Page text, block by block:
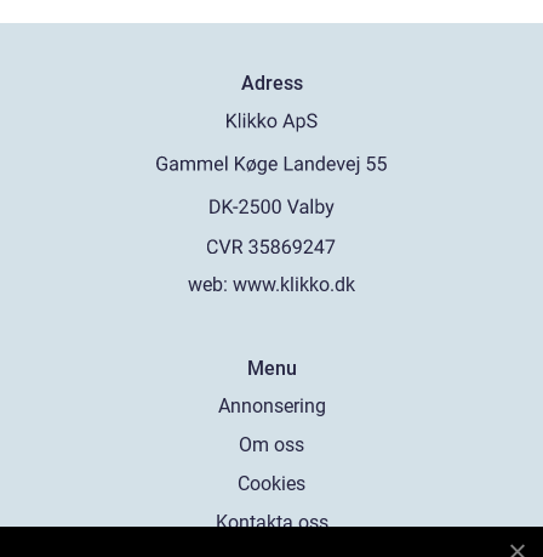
Adress
web: www.klikko.dk
Menu
Annonsering
Om oss
Cookies
Kontakta oss